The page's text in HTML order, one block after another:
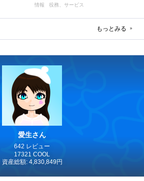
情報 役務、サービス
もっとみる
愛生さん
642 レビュー
17321 COOL
資産総額: 4,830,849円